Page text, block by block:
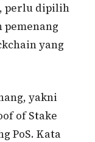
perlu dipilih
pemenang
yang
yakni
of Stake
PoS. Kata